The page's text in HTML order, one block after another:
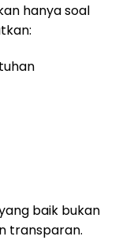
hanya soal
baik bukan
transparan.